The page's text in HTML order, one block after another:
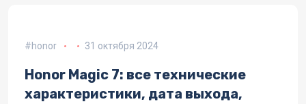
honor 31 октября 2024
Honor Magic 7: все технические
характеристики, дата выхода,